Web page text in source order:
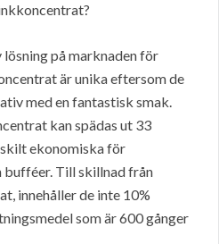
på marknaden för
är unika eftersom de
med en fantastisk smak.
kan spädas ut 33
ekonomiska för
bufféer. Till skillnad från
innehåller de inte 10%
som är 600 gånger